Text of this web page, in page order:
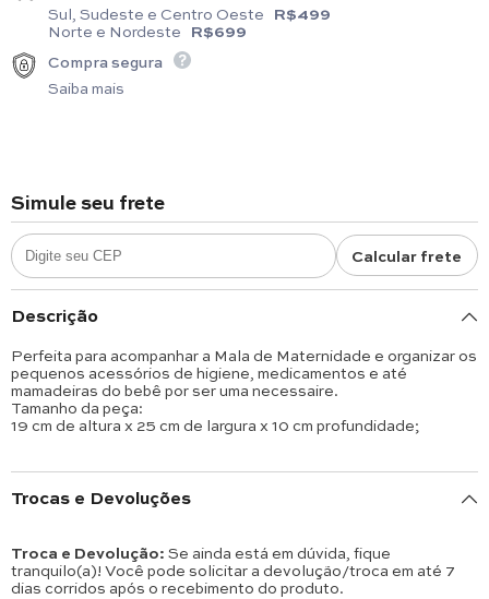
Sul, Sudeste e Centro Oeste R$499
Norte e Nordeste R$699
Compra segura
Saiba mais
Simule seu frete
Calcular frete
Descrição
Perfeita para acompanhar a Mala de Maternidade e organizar os
pequenos acessórios de higiene, medicamentos e até
mamadeiras do bebê por ser uma necessaire.
Tamanho da peça:
19 cm de altura x 25 cm de largura x 10 cm profundidade;
Trocas e Devoluções
Troca e Devolução: Se ainda está em dúvida, fique
tranquilo(a)! Você pode solicitar a devolução/troca em até 7
dias corridos após o recebimento do produto.